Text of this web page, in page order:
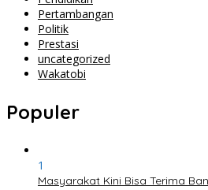
Pertambangan
Politik
Prestasi
uncategorized
Wakatobi
Populer
1
Masyarakat Kini Bisa Terima